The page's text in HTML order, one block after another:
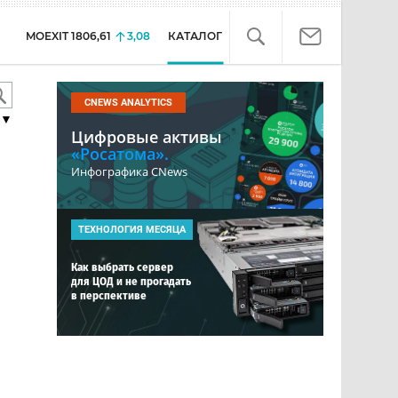
MOEXIT 1806,61 3,08 КАТАЛОГ
CNEWS ANALYTICS
Цифровые активы
«Росатома».
Инфографика CNews
ТЕХНОЛОГИЯ МЕСЯЦА
Как выбрать сервер
для ЦОД и не прогадать
в перспективе